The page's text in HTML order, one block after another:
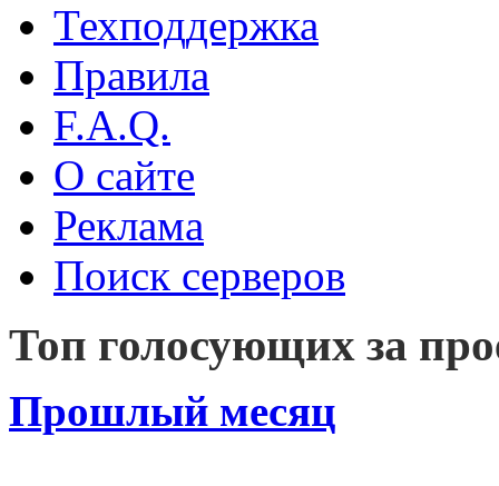
Техподдержка
Правила
F.A.Q.
О сайте
Реклама
Поиск серверов
Топ голосующих за
Прошлый месяц